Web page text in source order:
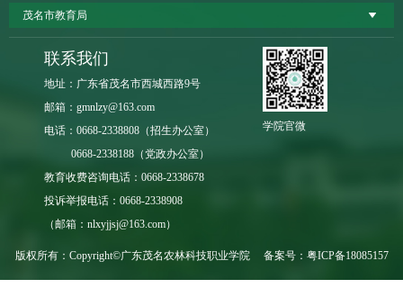
茂名市教育局
联系我们
地址：广东省茂名市西城西路9号
邮箱：gmnlzy@163.com
电话：0668-2338808（招生办公室）
0668-2338188（党政办公室）
教育收费咨询电话：0668-2338678
投诉举报电话：0668-2338908
（邮箱：nlxyjjsj@163.com）
学院官微
版权所有：Copyright©广东茂名农林科技职业学院 备案号： 粤ICP备18085157